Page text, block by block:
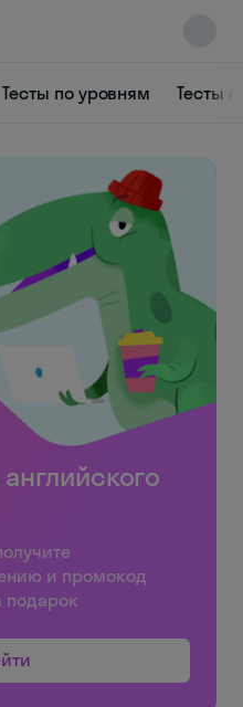
Тесты по уровням Тесты
и промокод
подарок